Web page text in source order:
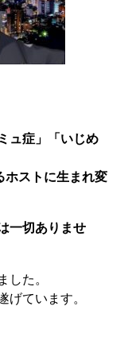
ュ症」「いじめ
ホストに生まれ変
一切ありませ
した。
げています。